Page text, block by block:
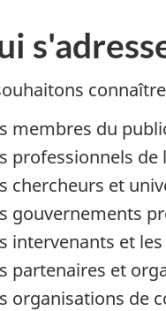
membres du
professionnels de
chercheurs et
gouvernements
intervenants et
partenaires et
organisations de